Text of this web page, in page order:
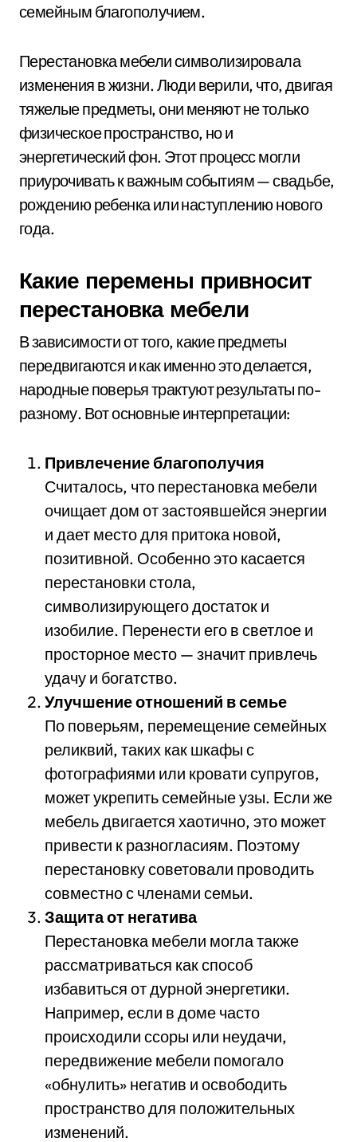
семейным благополучием.
Перестановка мебели символизировала
изменения в жизни. Люди верили, что, двигая
тяжелые предметы, они меняют не только
физическое пространство, но и
энергетический фон. Этот процесс могли
приурочивать к важным событиям — свадьбе,
рождению ребенка или наступлению нового
года.
Какие перемены привносит
перестановка мебели
В зависимости от того, какие предметы
передвигаются и как именно это делается,
народные поверья трактуют результаты по-
разному. Вот основные интерпретации:
Привлечение благополучия
Считалось, что перестановка мебели
очищает дом от застоявшейся энергии
и дает место для притока новой,
позитивной. Особенно это касается
перестановки стола,
символизирующего достаток и
изобилие. Перенести его в светлое и
просторное место — значит привлечь
удачу и богатство.
Улучшение отношений в семье
По поверьям, перемещение семейных
реликвий, таких как шкафы с
фотографиями или кровати супругов,
может укрепить семейные узы. Если же
мебель двигается хаотично, это может
привести к разногласиям. Поэтому
перестановку советовали проводить
совместно с членами семьи.
Защита от негатива
Перестановка мебели могла также
рассматриваться как способ
избавиться от дурной энергетики.
Например, если в доме часто
происходили ссоры или неудачи,
передвижение мебели помогало
«обнулить» негатив и освободить
пространство для положительных
изменений.